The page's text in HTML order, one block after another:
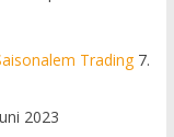
Trading 7.
2023